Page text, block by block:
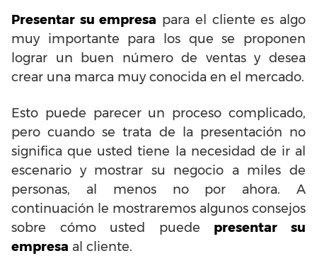
Presentar su empresa para el cliente es algo
muy importante para los que se proponen
lograr un buen número de ventas y desea
crear una marca muy conocida en el mercado.
Esto puede parecer un proceso complicado,
pero cuando se trata de la presentación no
significa que usted tiene la necesidad de ir al
escenario y mostrar su negocio a miles de
personas, al menos no por ahora. A
continuación le mostraremos algunos consejos
sobre cómo usted puede presentar su
empresa al cliente.